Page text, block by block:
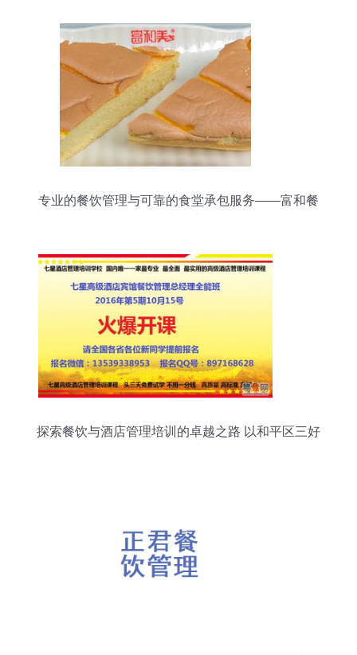
专业的餐饮管理与可靠的食堂承包服务——富和餐
探索餐饮与酒店管理培训的卓越之路 以和平区三好